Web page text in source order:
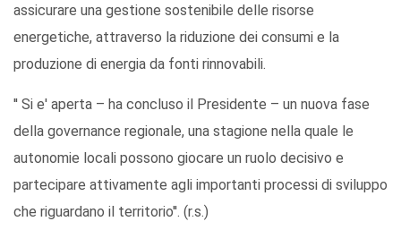
assicurare una gestione sostenibile delle risorse
energetiche, attraverso la riduzione dei consumi e la
produzione di energia da fonti rinnovabili.
'' Si e' aperta – ha concluso il Presidente – un nuova fase
della governance regionale, una stagione nella quale le
autonomie locali possono giocare un ruolo decisivo e
partecipare attivamente agli importanti processi di sviluppo
che riguardano il territorio''. (r.s.)